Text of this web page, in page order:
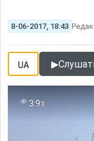
8-06-2017, 18:43
UA ▶
3.9т